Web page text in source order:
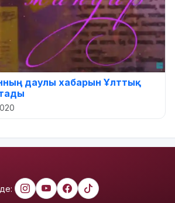
даулы хабарын Ұлттық